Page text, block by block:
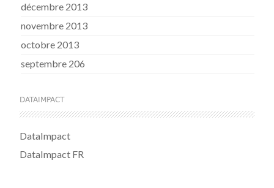
décembre 2013
novembre 2013
octobre 2013
septembre 206
DATAIMPACT
DataImpact
DataImpact FR